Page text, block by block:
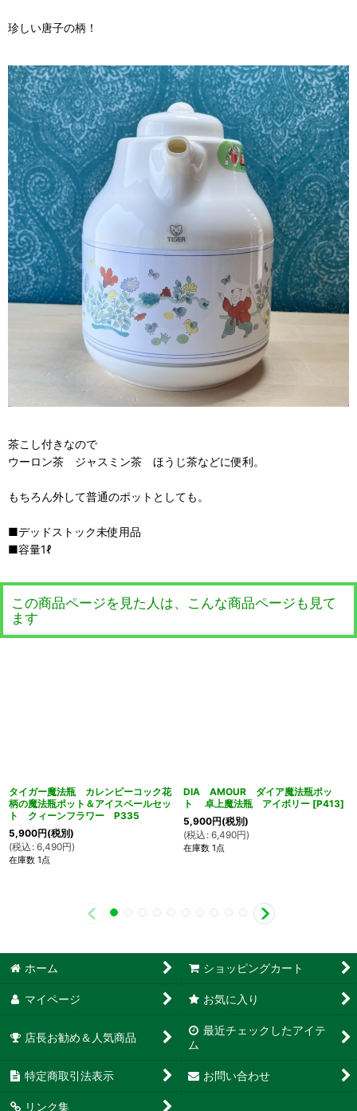
珍しい唐子の柄！
茶こし付きなので
ウーロン茶 ジャスミン茶 ほうじ茶などに便利。
もちろん外して普通のポットとしても。
■デッドストック未使用品
■容量1ℓ
この商品ページを見た人は、こんな商品ページも見て
ます
タイガー魔法瓶 カレンピーコック花
柄の魔法瓶ポット＆アイスペールセッ
ト クィーンフラワー P335
5,900円(税別)
(税込 : 6,490円)
在庫数 1点
DIA AMOUR ダイア魔法瓶ポッ
ト 卓上魔法瓶 アイボリー [P413]
5,900円(税別)
(税込 : 6,490円)
在庫数 1点
ホーム ショッピングカート
マイページ お気に入り
店長お勧め＆人気商品
最近チェックしたアイテ
ム
特定商取引法表示 お問い合わせ
リンク集